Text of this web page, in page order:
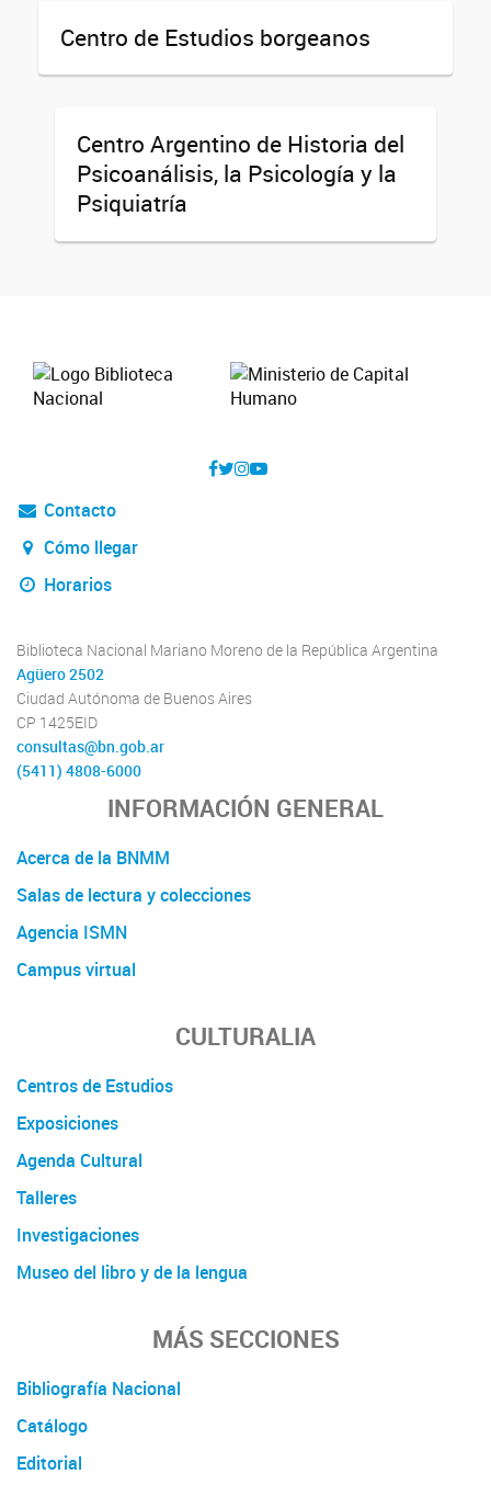
Centro de Estudios borgeanos
Centro Argentino de Historia del
Psicoanálisis, la Psicología y la
Psiquiatría
Contacto
Cómo llegar
Horarios
Biblioteca Nacional Mariano Moreno de la República Argentina
Agüero 2502
Ciudad Autónoma de Buenos Aires
CP 1425EID
consultas@bn.gob.ar
(5411) 4808-6000
INFORMACIÓN GENERAL
Acerca de la BNMM
Salas de lectura y colecciones
Agencia ISMN
Campus virtual
CULTURALIA
Centros de Estudios
Exposiciones
Agenda Cultural
Talleres
Investigaciones
Museo del libro y de la lengua
MÁS SECCIONES
Bibliografía Nacional
Catálogo
Editorial